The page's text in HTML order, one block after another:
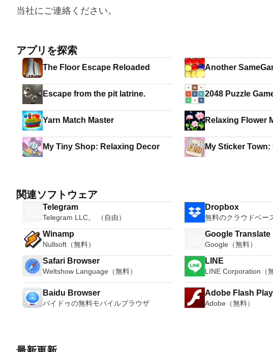
当社にご連絡ください。
アプリを探索
The Floor Escape Reloaded Another
Escape from the pit latrine. 2048 Puzzle
Yarn Match Master Relaxing Flower
My Tiny Shop: Relaxing Decor
関連ソフトウェア
Telegram
Telegram LLC。 （自由）
Dropbox
無料のクラウドベー
Winamp
Nullsoft（無料）
Google Translate
Google（無料）
Safari Browser
Weltshow Language（無料）
LINE
LINE Corporation（無
Baidu Browser
バイドゥの無料モバイルブラウザ
Adobe Flash
Adobe（無料）